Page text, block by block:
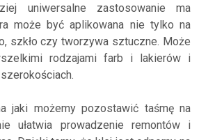
uniwersalne zastosowanie ma
może być aplikowana nie tylko na
szkło czy tworzywa sztuczne. Może
rodzajami farb i lakierów i
jaki możemy pozostawić taśmę na
ułatwia prowadzenie remontów i